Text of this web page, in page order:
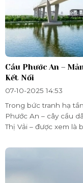
Cầu Phước An –
Kết Nối
07-10-2025 14:53
Trong bức tranh hạ
Phước An – cây cầu
Thị Vải – được xem là
Bộ mà còn mở ra
nơi tọa lạc của siêu